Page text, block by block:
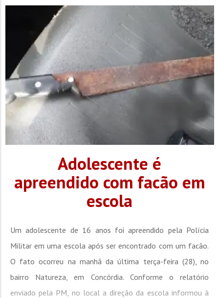
Adolescente é
apreendido com facão em
escola
Um adolescente de 16 anos foi apreendido pela Polícia
Militar em uma escola após ser encontrado com um facão.
O fato ocorreu na manhã da última terça-feira (28), no
bairro Natureza, em Concórdia. Conforme o relatório
enviado pela PM, no local a direção da escola informou à